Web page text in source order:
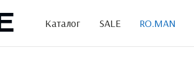
Каталог SALE RO.MAN